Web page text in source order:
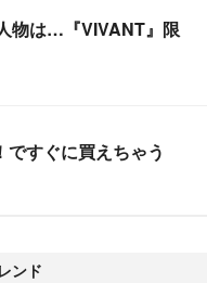
物は…『VIVANT』限
ですぐに買えちゃう
ンド